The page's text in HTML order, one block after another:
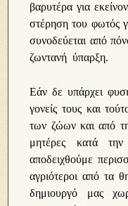
βαρυτέρα για
στέρηση του φωτός
συνοδεύεται από
ζωντανή ύπαρξη.
Εάν δε υπάρχει
γονείς τους και
των ζώων και από
μητέρες κατά
αποδειχθούμε
αγριότεροι από τα
δημιουργό μας